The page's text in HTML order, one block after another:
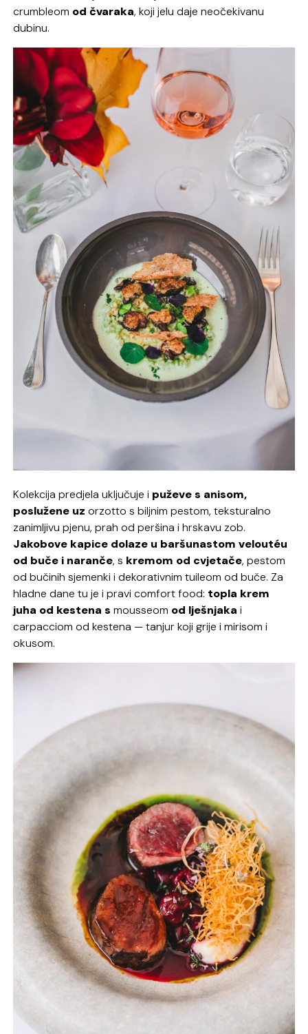
crumbleom od čvaraka, koji jelu daje neočekivanu
dubinu.
Kolekcija predjela uključuje i puževe s anisom,
poslužene uzorzotto s biljnim pestom, teksturalno
zanimljivu pjenu, prah od peršina i hrskavu zob.
Jakobove kapice dolaze u baršunastom veloutéu
od buče i naranče, s kremom od cvjetače, pestom
od bučinih sjemenki i dekorativnimtuileom od buče. Za
hladne dane tu je i pravicomfort food: topla krem
juha od kestena smousseom od lješnjaka i
carpacciom od kestena — tanjur koji grije i mirisom i
okusom.